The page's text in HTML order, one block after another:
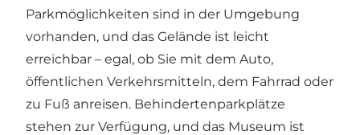
Parkmöglichkeiten sind in der Umgebung
vorhanden, und das Gelände ist leicht
erreichbar – egal, ob Sie mit dem Auto,
öffentlichen Verkehrsmitteln, dem Fahrrad oder
zu Fuß anreisen. Behindertenparkplätze
stehen zur Verfügung, und das Museum ist